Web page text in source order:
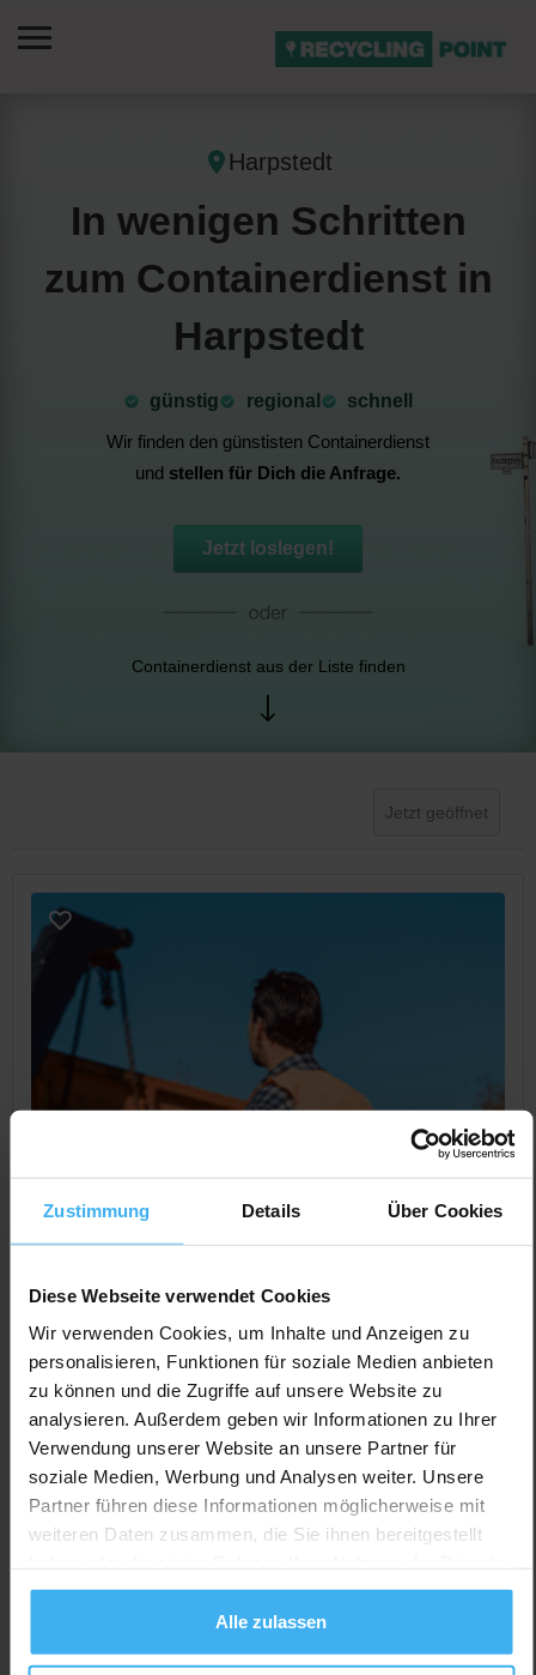
Zustimmung Details Über Cookies
Diese Webseite verwendet Cookies
Wir verwenden Cookies, um Inhalte und Anzeigen zu
personalisieren, Funktionen für soziale Medien anbieten
zu können und die Zugriffe auf unsere Website zu
analysieren. Außerdem geben wir Informationen zu Ihrer
Verwendung unserer Website an unsere Partner für
soziale Medien, Werbung und Analysen weiter. Unsere
Partner führen diese Informationen möglicherweise mit
weiteren Daten zusammen, die Sie ihnen bereitgestellt
gesammelt haben.
Alle zulassen
Harpstedt
In wenigen Schritten
zum Containerdienst in
Harpstedt
günstig ⁠regional
schnell
Wir finden den günstisten Containerdienst
und stellen für Dich die Anfrage.
Jetzt loslegen!
Containerdienst aus der Liste finden
Jetzt geöffnet
CONTAINERDIENST
R. Skrotzki
Noch keine Bewertung
Allensteiner Str. 1, 27243 Harpstedt, Deutschland
Jetzt Anrufen